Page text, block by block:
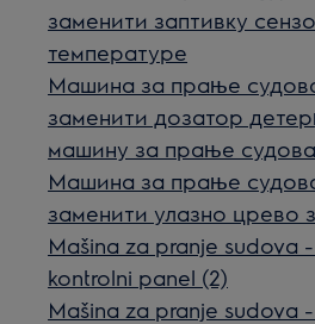
заменити заптивку
температуре
Машина за прање
заменити дозатор
машину за прање
Машина за прање
заменити улазно црево
Mašina za pranje sudova
kontrolni panel (2)
Mašina za pranje sudova